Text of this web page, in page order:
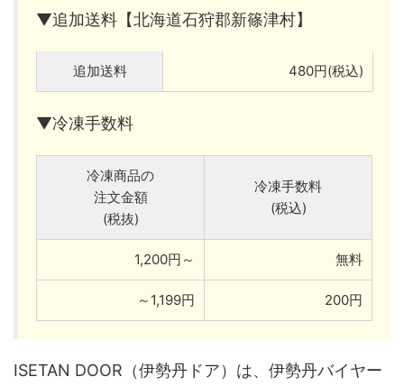
▼追加送料【北海道石狩郡新篠津村】
追加送料 480円(税込)
▼冷凍手数料
冷凍商品の
注文金額
(税抜)
冷凍手数料
(税込)
1,200円～ 無料
～1,199円 200円
ISETAN DOOR（伊勢丹ドア）は、伊勢丹バイヤー